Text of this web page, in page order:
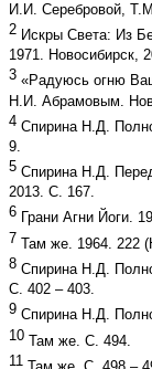
И.И. Серебровой,
2 Искры Света: Из
1971. Новосибирск,
3 «Радуюсь огню
Н.И. Абрамовым.
4 Спирина Н.Д.
9.
5 Спирина Н.Д.
2013. С. 167.
6 Грани Агни Йоги.
7 Там же. 1964. 222
8 Спирина Н.Д.
С. 402 – 403.
9 Спирина Н.Д.
10 Там же. С. 494.
11